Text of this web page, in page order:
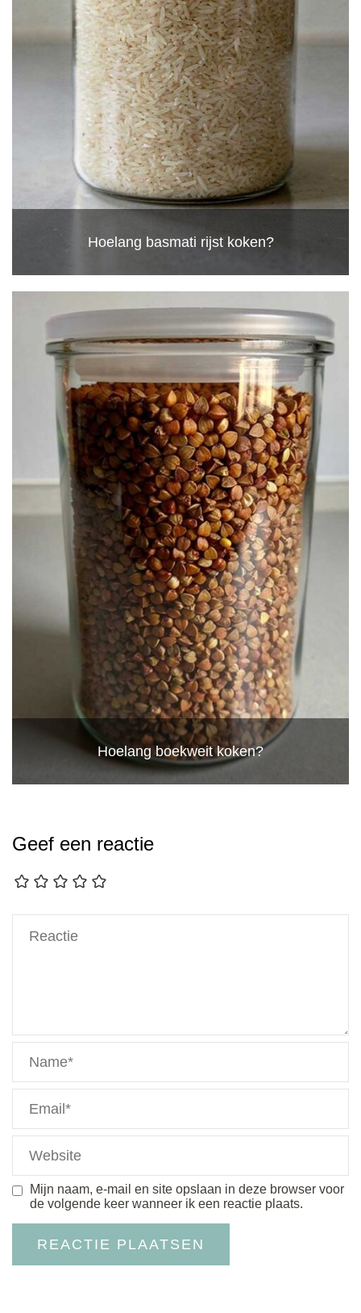
Hoelang basmati rijst koken?
Hoelang boekweit koken?
Geef een reactie
Mijn naam, e-mail en site opslaan in deze browser voor
de volgende keer wanneer ik een reactie plaats.